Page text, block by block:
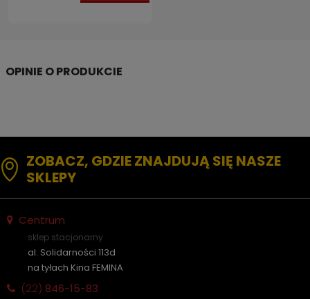
ZOBACZ, GDZIE ZNAJDUJĄ SIĘ NASZE
SKLEPY
Centrum
sklep stacjonarny
al. Solidarności 113d
na tyłach Kina FEMINA
(22) 846-15-83